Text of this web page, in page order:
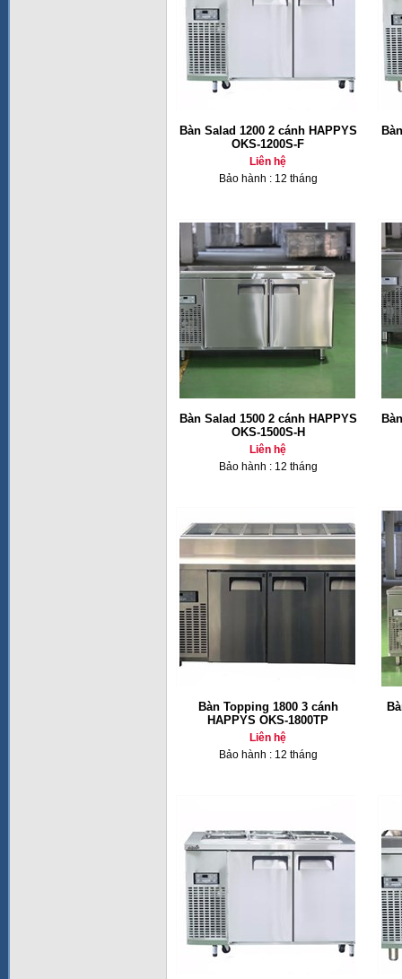
Bàn Salad 1200 2 cánh HAPPYS
OKS-1200S-F
Liên hệ
Bảo hành : 12 tháng
Bàn Salad 1500 2 cánh HAPPYS
OKS-1500S-H
Liên hệ
Bảo hành : 12 tháng
Bàn Topping 1800 3 cánh
HAPPYS OKS-1800TP
Liên hệ
Bảo hành : 12 tháng